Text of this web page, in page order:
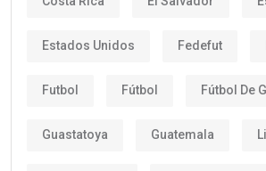
Estados Unidos Fedefut
Futbol Fútbol Fútbol De
Guastatoya Guatemala